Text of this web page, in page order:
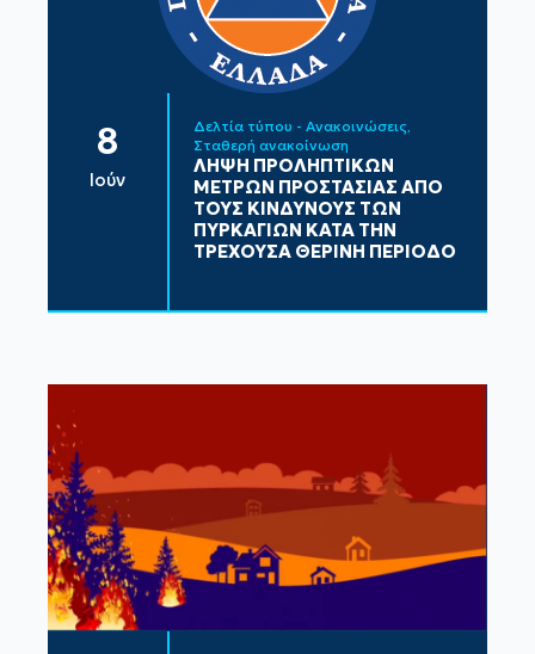
8
Ιούν
Δελτία τύπου - Ανακοινώσεις
Σταθερή ανακοίνωση
ΛΗΨΗ ΠΡΟΛΗΠΤΙΚΩΝ
ΜΕΤΡΩΝ ΠΡΟΣΤΑΣΙΑΣ ΑΠΟ
ΤΟΥΣ ΚΙΝΔΥΝΟΥΣ ΤΩΝ
ΠΥΡΚΑΓΙΩΝ ΚΑΤΑ ΤΗΝ
ΤΡΕΧΟΥΣΑ ΘΕΡΙΝΗ ΠΕΡΙΟΔΟ